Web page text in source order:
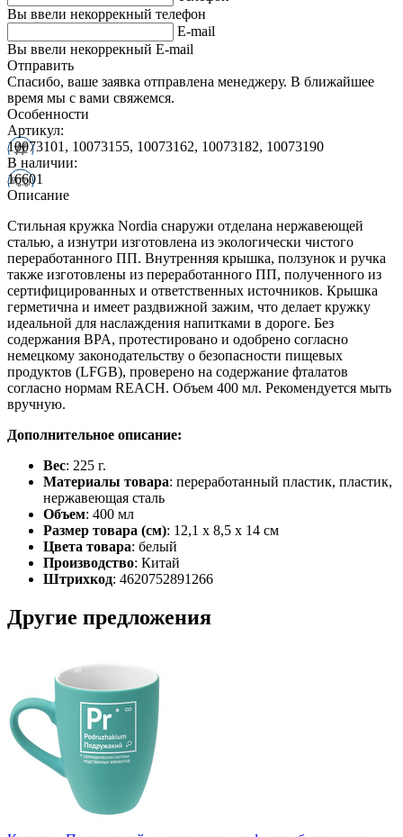
Вы ввели некоррекный телефон
E-mail
Вы ввели некоррекный E-mail
Отправить
Спасибо, ваше заявка отправлена менеджеру. В ближайшее
время мы с вами свяжемся.
Особенности
Артикул:
10073101, 10073155, 10073162, 10073182, 10073190
В наличии:
16601
Описание
Стильная кружка Nordia снаружи отделана нержавеющей
сталью, а изнутри изготовлена из экологически чистого
переработанного ПП. Внутренняя крышка, ползунок и ручка
также изготовлены из переработанного ПП, полученного из
сертифицированных и ответственных источников. Крышка
герметична и имеет раздвижной зажим, что делает кружку
идеальной для наслаждения напитками в дороге. Без
содержания BPA, протестировано и одобрено согласно
немецкому законодательству о безопасности пищевых
продуктов (LFGB), проверено на содержание фталатов
согласно нормам REACH. Объем 400 мл. Рекомендуется мыть
вручную.
Дополнительное описание:
Вес: 225 г.
Материалы товара: переработанный пластик, пластик,
нержавеющая cталь
Объем: 400 мл
Размер товара (см): 12,1 x 8,5 x 14 см
Цвета товара: белый
Производство: Китай
Штрихкод: 4620752891266
Другие предложения